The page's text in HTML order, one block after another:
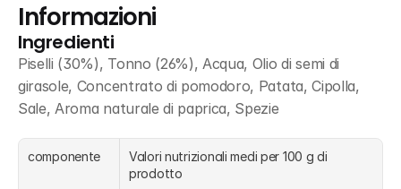
Informazioni
Ingredienti
Piselli (30%), Tonno (26%), Acqua, Olio di semi di
girasole, Concentrato di pomodoro, Patata, Cipolla,
Sale, Aroma naturale di paprica, Spezie
componente
Valori nutrizionali medi per 100 g di
prodotto